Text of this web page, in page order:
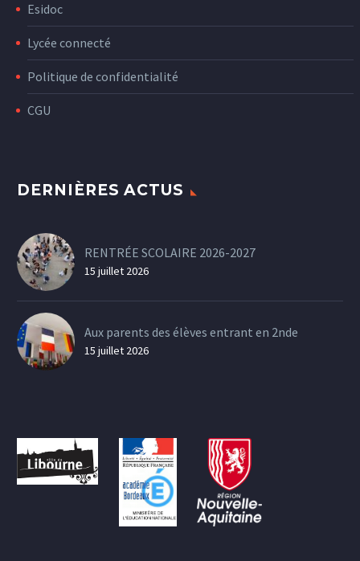
Esidoc
Lycée connecté
Politique de confidentialité
CGU
DERNIÈRES ACTUS
RENTRÉE SCOLAIRE 2026-2027
15 juillet 2026
Aux parents des élèves entrant en 2nde
15 juillet 2026